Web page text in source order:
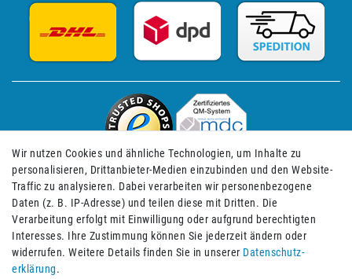
Impressum Daten­schutz­erklärung AGB
Wir nutzen Cookies und ähnliche Technologien, um Inhalte zu
personalisieren, Drittanbieter-Medien einzubinden und den Website-
Traffic zu analysieren. Dabei verarbeiten wir personenbezogene
Daten (z. B. IP-Adresse) und teilen diese mit Dritten. Die
Verarbeitung erfolgt mit Einwilligung oder aufgrund berechtigten
Interesses. Ihre Zustimmung können Sie jederzeit ändern oder
widerrufen. Weitere Details finden Sie in unserer Daten­schutz­
erklärung.